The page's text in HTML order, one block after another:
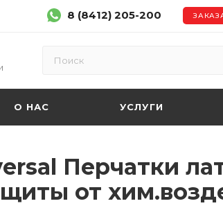
8 (8412) 205-200
О НАС УСЛУГИ
Перчатки
от